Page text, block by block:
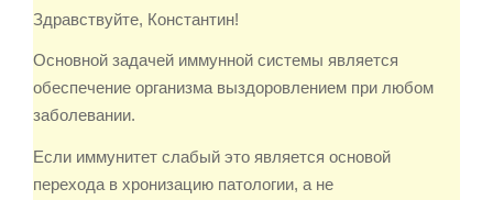
Здравствуйте, Константин!
Основной задачей иммунной системы является
обеспечение организма выздоровлением при любом
заболевании.
Если иммунитет слабый это является основой
перехода в хронизацию патологии, а не